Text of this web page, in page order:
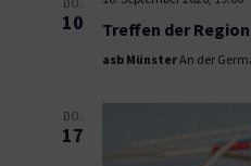
DO.
10 Treffen der
asb MünsterAn der
DO.
17